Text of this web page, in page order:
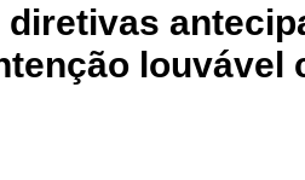
diretivas
louvável